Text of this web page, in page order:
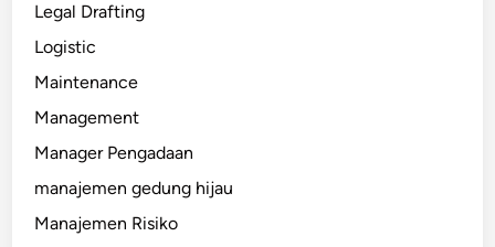
Legal Drafting
Logistic
Maintenance
Management
Manager Pengadaan
manajemen gedung hijau
Manajemen Risiko